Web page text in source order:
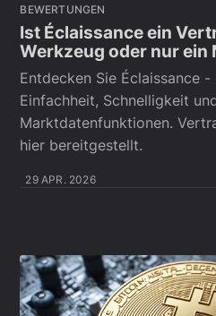
BEWERTUNGEN
Ist Éclaissance ein
Werkzeug oder nur
Entdecken Sie Éclaissance
Einfachheit, Schnelligkeit
Marktdatenfunktionen.
hier bereitgestellt.
29 APR. 2026